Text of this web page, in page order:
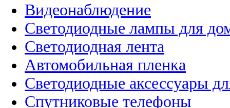
Видеонаблюдение
Светодиодные лампы для
Светодиодная лента
Автомобильная пленка
Светодиодные аксессуары
Спутниковые телефоны